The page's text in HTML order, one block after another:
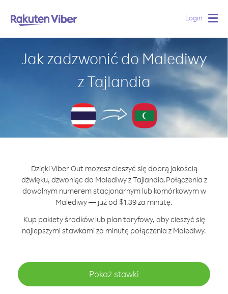
Login
Jak zadzwonić do Malediwy
z Tajlandia
Dzięki Viber Out możesz cieszyć się dobrą jakością
dźwięku, dzwoniąc do Malediwy z Tajlandia.Połączenia z
dowolnym numerem stacjonarnym lub komórkowym w
Malediwy — już od $1.39 za minutę.
Kup pakiety środków lub plan taryfowy, aby cieszyć się
najlepszymi stawkami za minutę połączenia z Malediwy.
Pokaż stawki